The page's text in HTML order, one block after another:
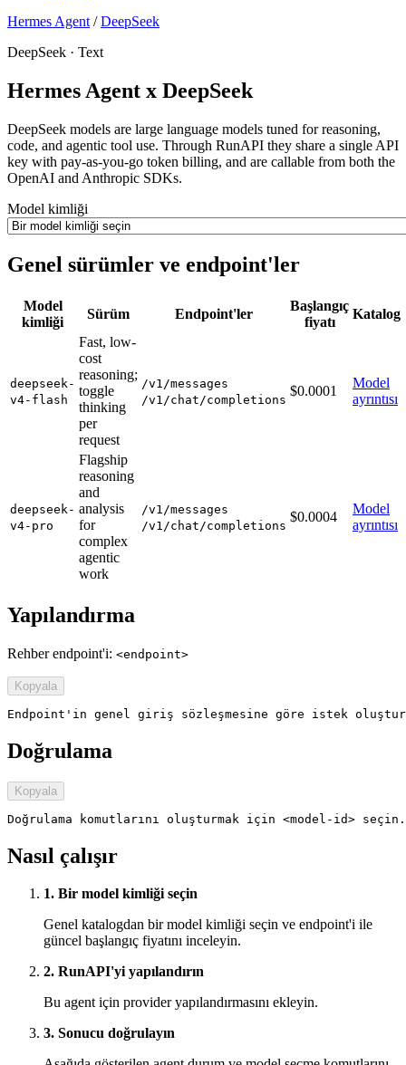
Hermes Agent /DeepSeek
DeepSeek · Text
Hermes Agent x DeepSeek
DeepSeek models are large language models tuned for reasoning,
code, and agentic tool use. Through RunAPI they share a single API
key with pay-as-you-go token billing, and are callable from both the
OpenAI and Anthropic SDKs.
Model kimliği
Genel sürümler ve endpoint'ler
Model
kimliği
Sürüm Endpoint'ler
Başlangıç
fiyatı
Katalog
deepseek-
v4-flash
Fast, low-
cost
reasoning;
toggle
thinking
per
request
/v1/messages
/v1/chat/completions
$0.0001
Model
ayrıntısı
deepseek-
v4-pro
Flagship
reasoning
and
analysis
for
complex
agentic
work
/v1/messages
/v1/chat/completions
$0.0004
Model
ayrıntısı
Yapılandırma
Rehber endpoint'i: <endpoint>
Kopyala
Endpoint'in genel giriş sözleşmesine göre istek
Doğrulama
Kopyala
Doğrulama komutlarını oluşturmak için <model-id> seçin.
Nasıl çalışır
1. Bir model kimliği seçin
Genel katalogdan bir model kimliği seçin ve endpoint'i ile
güncel başlangıç fiyatını inceleyin.
2. RunAPI'yi yapılandırın
Bu agent için provider yapılandırmasını ekleyin.
3. Sonucu doğrulayın